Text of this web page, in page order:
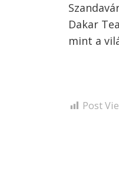
Dakar
mint a
Post